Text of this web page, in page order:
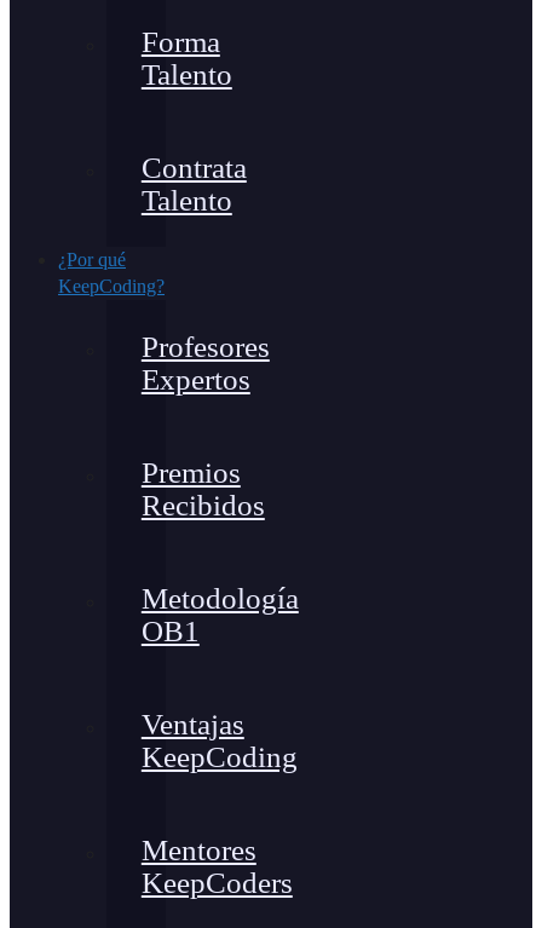
Forma
Talento
Contrata
Talento
¿Por qué
KeepCoding?
Profesores
Expertos
Premios
Recibidos
Metodología
OB1
Ventajas
KeepCoding
Mentores
KeepCoders